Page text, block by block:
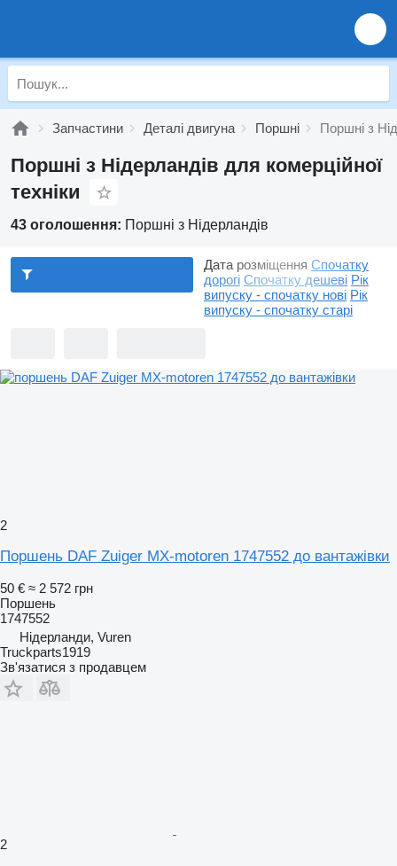
Запчастини Деталі двигуна Поршні Поршні з
Поршні з Нідерландів для комерційної
техніки
43 оголошення: Поршні з Нідерландів
Дата розміщення Спочатку
дорогі Спочатку дешеві Рік
випуску - спочатку нові Рік
випуску - спочатку старі
2
Поршень DAF Zuiger MX-motoren 1747552 до вантажівки
50 € ≈ 2 572 грн
Поршень
1747552
Нідерланди, Vuren
Truckparts1919
Зв'язатися з продавцем
2